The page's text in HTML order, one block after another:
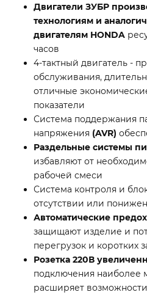
Двигатели ЗУБР
технологиям и
двигателям HONDA
часов
4-тактный двигатель -
обслуживания,
отличные
показатели
Система поддержания
напряжения (AVR)
Раздельные системы
избавляют от
рабочей смеси
Система контроля и
отсутствии или
Автоматические
защищают изделие и
перегрузок и коротких
Розетка 220В
подключения наиболее
расширяет